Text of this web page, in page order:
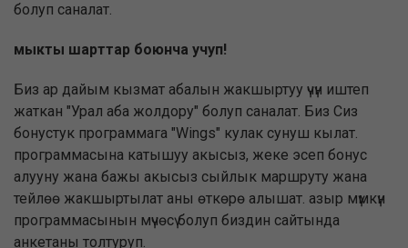
болуп саналат.
мыкты шарттар боюнча учуп!
Биз ар дайым кызмат абалын жакшыртуу үчүн иштеп
жаткан "Урал аба жолдору" болуп саналат. Биз Сиз
бонустук программага "Wings" кулак сунуш кылат.
программасына катышуу акысыз, жеке эсеп бонус
алууну жана бажы акысыз сыйлык маршруту жана
тейлөө жакшыртылат аны өткөрө алышат. азыр мүмкүн
программасынын мүчөсү болуп биздин сайтында
анкетаны толтуруп.